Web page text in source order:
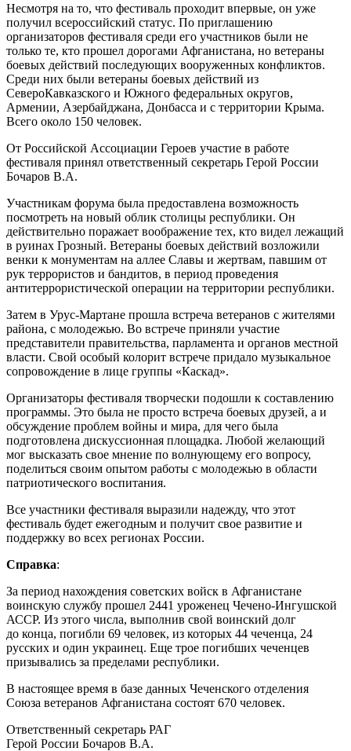
Несмотря на то, что фестиваль проходит впервые, он уже
получил всероссийский статус. По приглашению
организаторов фестиваля среди его участников были не
только те, кто прошел дорогами Афганистана, но ветераны
боевых действий последующих вооруженных конфликтов.
Среди них были ветераны боевых действий из
СевероКавказского и Южного федеральных округов,
Армении, Азербайджана, Донбасса и с территории Крыма.
Всего около 150 человек.
От Российской Ассоциации Героев участие в работе
фестиваля принял ответственный секретарь Герой России
Бочаров В.А.
Участникам форума была предоставлена возможность
посмотреть на новый облик столицы республики. Он
действительно поражает воображение тех, кто видел лежащий
в руинах Грозный. Ветераны боевых действий возложили
венки к монументам на аллее Славы и жертвам, павшим от
рук террористов и бандитов, в период проведения
антитеррористической операции на территории республики.
Затем в Урус-Мартане прошла встреча ветеранов с жителями
района, с молодежью. Во встрече приняли участие
представители правительства, парламента и органов местной
власти. Свой особый колорит встрече придало музыкальное
сопровождение в лице группы «Каскад».
Организаторы фестиваля творчески подошли к составлению
программы. Это была не просто встреча боевых друзей, а и
обсуждение проблем войны и мира, для чего была
подготовлена дискуссионная площадка. Любой желающий
мог высказать свое мнение по волнующему его вопросу,
поделиться своим опытом работы с молодежью в области
патриотического воспитания.
Все участники фестиваля выразили надежду, что этот
фестиваль будет ежегодным и получит свое развитие и
поддержку во всех регионах России.
Справка:
За период нахождения советских войск в Афганистане
воинскую службу прошел 2441 уроженец Чечено-Ингушской
АССР. Из этого числа, выполнив свой воинский долг
до конца, погибли 69 человек, из которых 44 чеченца, 24
русских и один украинец. Еще трое погибших чеченцев
призывались за пределами республики.
В настоящее время в базе данных Чеченского отделения
Союза ветеранов Афганистана состоят 670 человек.
Ответственный секретарь РАГ
Герой России Бочаров В.А.